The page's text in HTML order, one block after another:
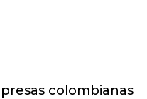
colombianas